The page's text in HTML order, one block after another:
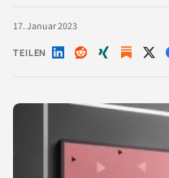
17. Januar 2023
TEILEN Auf Auf Auf Auf